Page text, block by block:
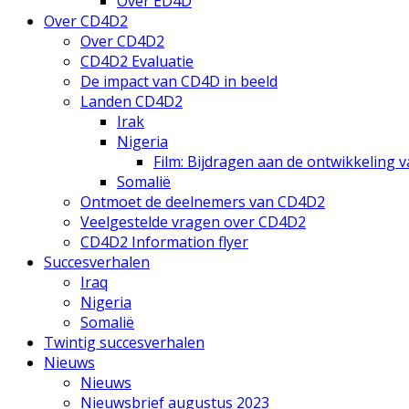
Over CD4D2
Over CD4D2
CD4D2 Evaluatie
De impact van CD4D in beeld
Landen CD4D2
Irak
Nigeria
Film: Bijdragen aan de ontwikkeling
Somalië
Ontmoet de deelnemers van CD4D2
Veelgestelde vragen over CD4D2
CD4D2 Information flyer
Succesverhalen
Iraq
Nigeria
Somalië
Twintig succesverhalen
Nieuws
Nieuws
Nieuwsbrief augustus 2023